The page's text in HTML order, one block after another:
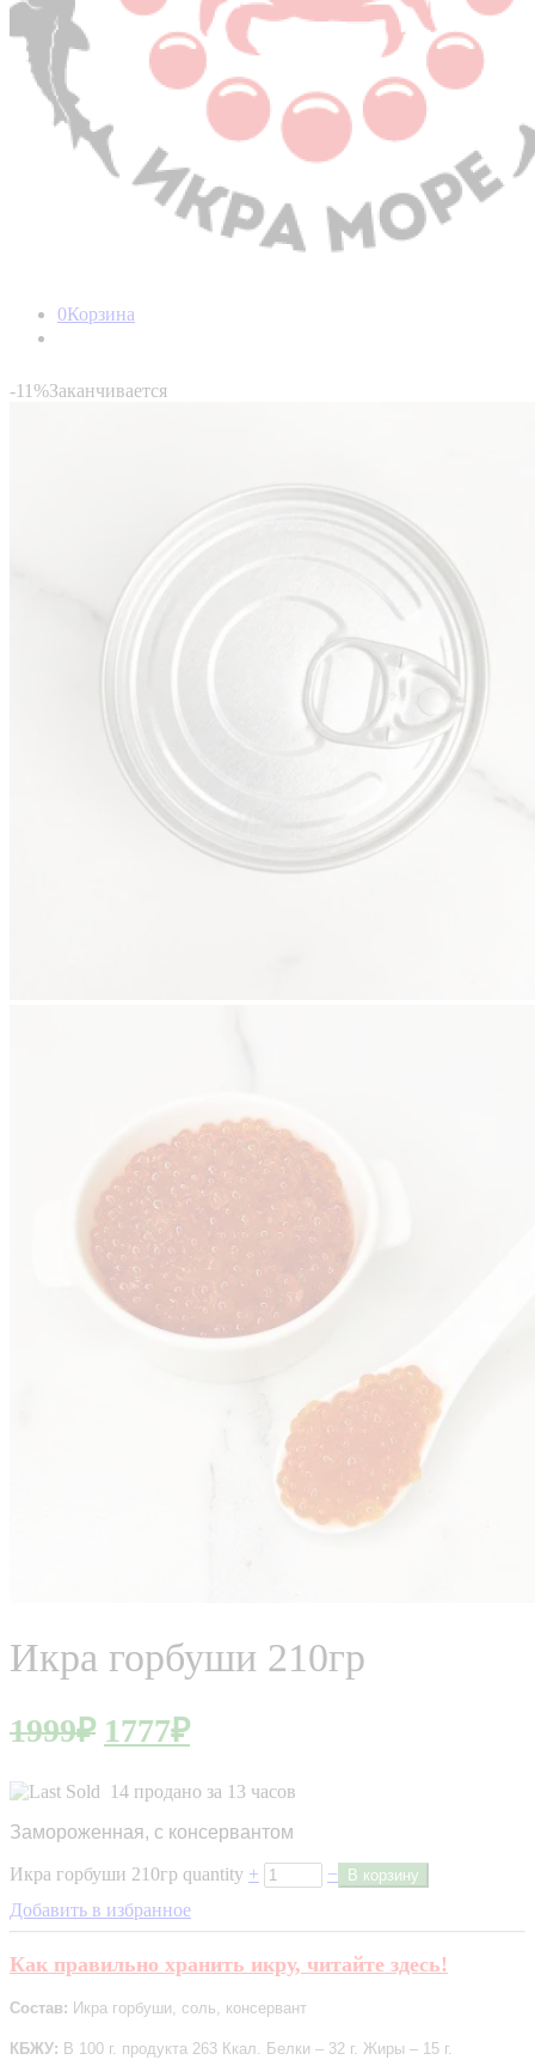
0Корзина
-11%Заканчивается
Икра горбуши 210гр
1999₽ 1777₽
14 продано за 13 часов
Замороженная, с консервантом
Икра горбуши 210гр quantity + − В корзину
Добавить в избранное
Как правильно хранить икру, читайте здесь!
Состав: Икра горбуши, соль, консервант
КБЖУ: В 100 г. продукта 263 Ккал. Белки – 32 г. Жиры – 15 г.